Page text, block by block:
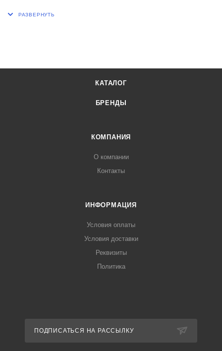
КАТАЛОГ
БРЕНДЫ
КОМПАНИЯ
О компании
Контакты
ИНФОРМАЦИЯ
Условия оплаты
Условия доставки
Реквизиты
Политика
ПОДПИСАТЬСЯ НА РАССЫЛКУ